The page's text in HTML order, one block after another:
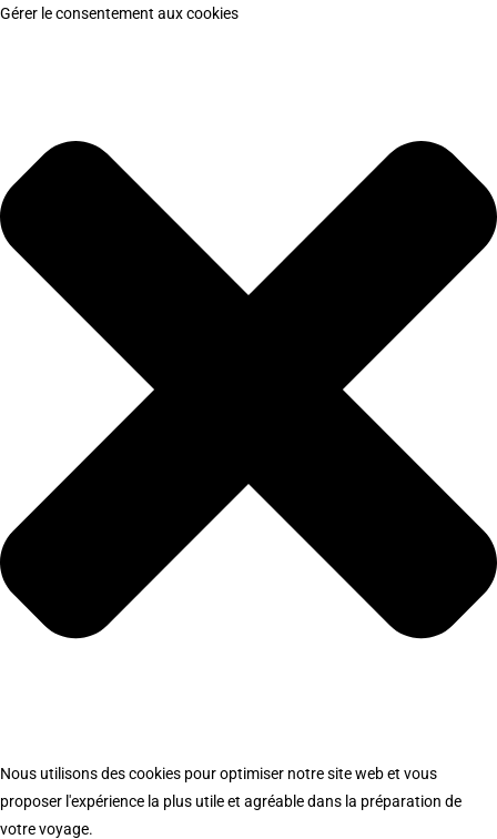
Gérer le consentement aux cookies
Nous utilisons des cookies pour optimiser notre site web et vous
proposer l'expérience la plus utile et agréable dans la préparation de
votre voyage.